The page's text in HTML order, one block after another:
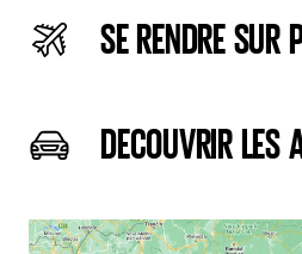
SE RENDRE SUR
DECOUVRIR LES